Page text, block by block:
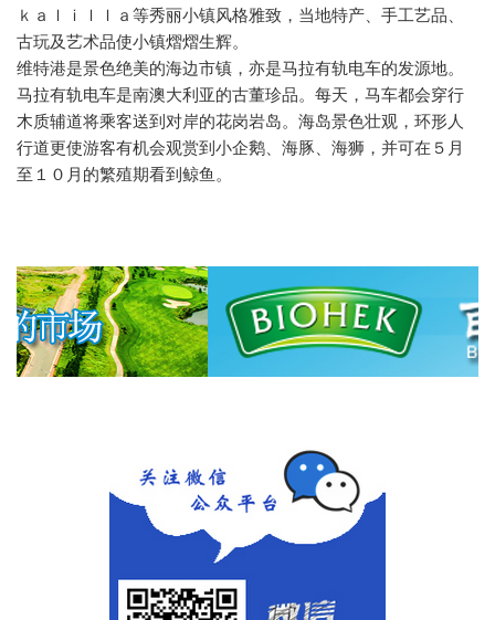
ｋａｌｉｌｌａ等秀丽小镇风格雅致，当地特产、手工艺品、
古玩及艺术品使小镇熠熠生辉。
维特港是景色绝美的海边市镇，亦是马拉有轨电车的发源地。
马拉有轨电车是南澳大利亚的古董珍品。每天，马车都会穿行
木质辅道将乘客送到对岸的花岗岩岛。海岛景色壮观，环形人
行道更使游客有机会观赏到小企鹅、海豚、海狮，并可在５月
至１０月的繁殖期看到鲸鱼。